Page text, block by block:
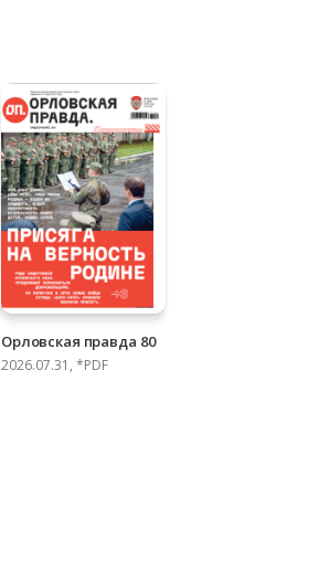
Орловская правда 80
2026.07.31, *PDF